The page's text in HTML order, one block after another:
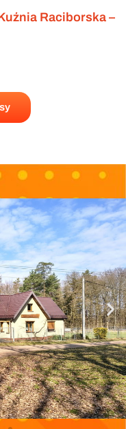
Raciborska –